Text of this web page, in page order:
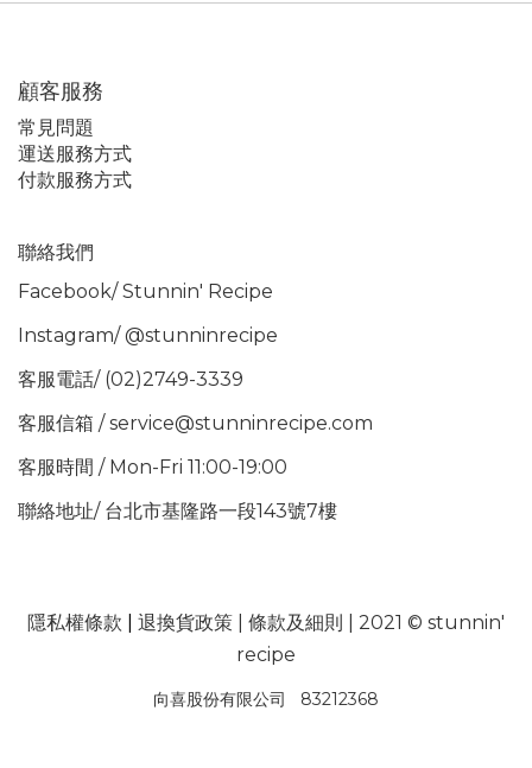
顧客服務
常見問題
運送服務方式
付款服務方式
聯絡我們
Facebook/Stunnin' Recipe
Instagram/@stunninrecipe
客服電話/ (02)2749-3339
客服信箱 / service@stunninrecipe.com
客服時間 / Mon-Fri 11:00-19:00
聯絡地址/ 台北市基隆路一段143號7樓
隱私權條款 退換貨政策 條款及細則 | 2021 © stunnin'
recipe
向喜股份有限公司 83212368